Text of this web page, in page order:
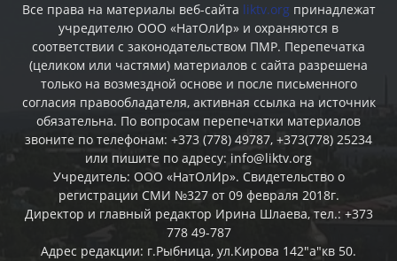
Все права на материалы веб-сайта liktv.org принадлежат
учредителю ООО «НатОлИр» и охраняются в
соответствии с законодательством ПМР. Перепечатка
(целиком или частями) материалов c сайта разрешена
только на возмездной основе и после письменного
согласия правообладателя, активная ссылка на источник
обязательна. По вопросам перепечатки материалов
звоните по телефонам: +373 (778) 49787, +373(778) 25234
или пишите по адресу: info@liktv.org
Учредитель: ООО «НатОлИр». Свидетельство о
регистрации СМИ №327 от 09 февраля 2018г.
Директор и главный редактор Ирина Шлаева, тел.: +373
778 49-787
Адрес редакции: г.Рыбница, ул.Кирова 142"а"кв 50.